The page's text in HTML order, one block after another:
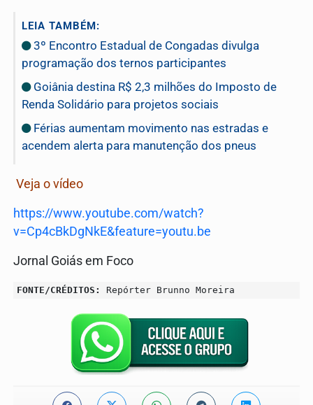
LEIA TAMBÉM:
3º Encontro Estadual de Congadas divulga
programação dos ternos participantes
Goiânia destina R$ 2,3 milhões do Imposto de
Renda Solidário para projetos sociais
Férias aumentam movimento nas estradas e
acendem alerta para manutenção dos pneus
Veja o vídeo
https://www.youtube.com/watch?
v=Cp4cBkDgNkE&feature=youtu.be
Jornal Goiás em Foco
FONTE/CRÉDITOS: Repórter Brunno Moreira